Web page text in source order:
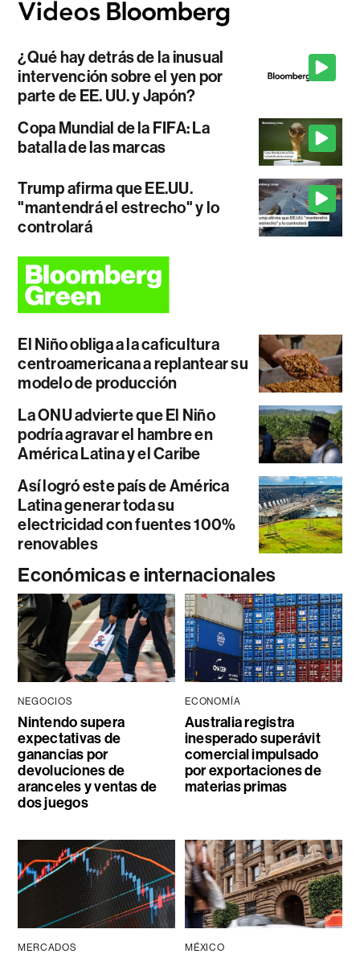
¿Qué hay detrás de la inusual
intervención sobre el yen por
parte de EE. UU. y Japón?
Copa Mundial de la FIFA: La
batalla de las marcas
Trump afirma que EE.UU.
"mantendrá el estrecho" y lo
controlará
El Niño obliga a la caficultura
centroamericana a replantear su
modelo de producción
La ONU advierte que El Niño
podría agravar el hambre en
América Latina y el Caribe
Así logró este país de América
Latina generar toda su
electricidad con fuentes 100%
renovables
Económicas e internacionales
NEGOCIOS
Nintendo supera
expectativas de
ganancias por
devoluciones de
aranceles y ventas de
dos juegos
ECONOMÍA
Australia registra
inesperado superávit
comercial impulsado
por exportaciones de
materias primas
MERCADOS MÉXICO